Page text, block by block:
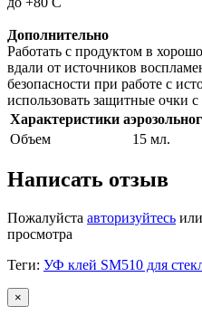
Дополнительно
Работать с продуктом в
вдали от источников
безопасности при работе с
использовать защитные очки
Характеристики
Объем
15 мл.
Написать отзыв
Пожалуйста авторизуйтесь или
просмотра
Теги: УФ клей SM510 для
×